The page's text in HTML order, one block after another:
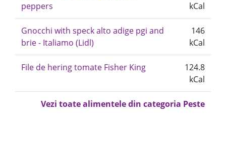
peppers
kCal
Gnocchi with speck alto adige pgi and
brie - Italiamo (Lidl)
146
kCal
File de hering tomate Fisher King
124.8
kCal
Vezi toate alimentele din categoria Peste